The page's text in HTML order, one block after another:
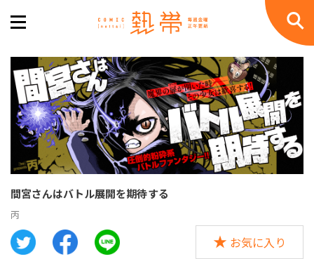
間宮さんはバトル展開を期待する
丙
お気に入り